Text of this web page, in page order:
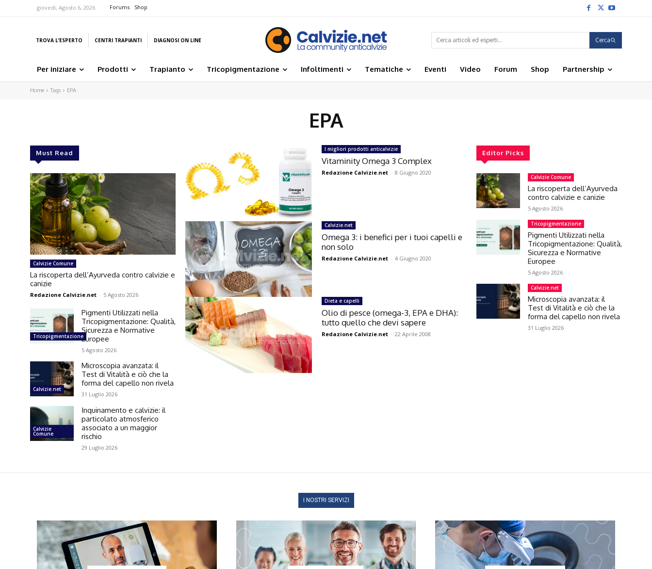
giovedì, Agosto 6, 2026 Forums Shop
TROVA L’ESPERTO CENTRI TRAPIANTI DIAGNOSI ON LINE Cerca
Per iniziare Prodotti Trapianto Tricopigmentazione Infoltimenti Tematiche Eventi Video Forum Shop Partnership
Home Tags EPA
EPA
Must Read
Calvizie Comune
La riscoperta dell’Ayurveda contro calvizie e
canizie
Redazione Calvizie.net - 5 Agosto 2026
Tricopigmentazione
Pigmenti Utilizzati nella
Tricopigmentazione: Qualità,
Sicurezza e Normative
Europee
5 Agosto 2026
Calvizie.net
Microscopia avanzata: il
Test di Vitalità e ciò che la
forma del capello non rivela
31 Luglio 2026
Calvizie
Comune
Inquinamento e calvizie: il
particolato atmosferico
associato a un maggior
rischio
29 Luglio 2026
I migliori prodotti anticalvizie
Vitaminity Omega 3 Complex
Redazione Calvizie.net - 8 Giugno 2020
Calvizie.net
Omega 3: i benefici per i tuoi capelli e
non solo
Redazione Calvizie.net - 4 Giugno 2020
Dieta e capelli
Olio di pesce (omega-3, EPA e DHA):
tutto quello che devi sapere
Redazione Calvizie.net - 22 Aprile 2008
Editor Picks
Calvizie Comune
La riscoperta dell’Ayurveda
contro calvizie e canizie
5 Agosto 2026
Tricopigmentazione
Pigmenti Utilizzati nella
Tricopigmentazione: Qualità,
Sicurezza e Normative
Europee
5 Agosto 2026
Calvizie.net
Microscopia avanzata: il
Test di Vitalità e ciò che la
forma del capello non rivela
31 Luglio 2026
I NOSTRI SERVIZI